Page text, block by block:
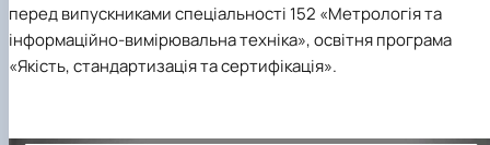
перед випускниками спеціальності 152 «Метрологія та
інформаційно-вимірювальна техніка», освітня програма
«Якість, стандартизація та сертифікація».